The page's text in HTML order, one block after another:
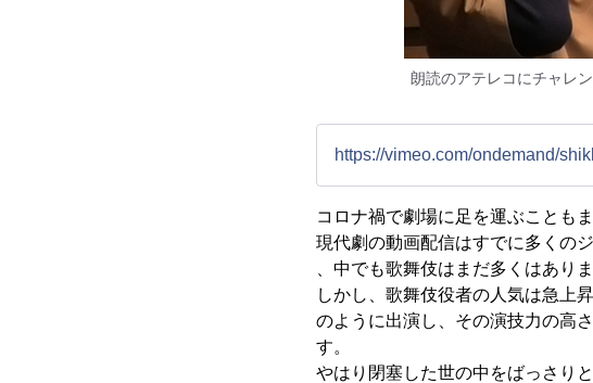
朗読のアテレコにチャレ
https://vimeo.com/ondemand/
コロナ禍で劇場に足を運ぶことも
現代劇の動画配信はすでに多くの
、中でも歌舞伎はまだ多くはありま
しかし、歌舞伎役者の人気は急上
のように出演し、その演技力の高
す。
やはり閉塞した世の中をばっさり